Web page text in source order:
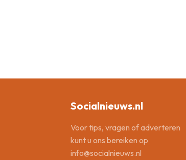
Socialnieuws.nl
Voor tips, vragen of adverteren
kunt u ons bereiken op
info@socialnieuws.nl